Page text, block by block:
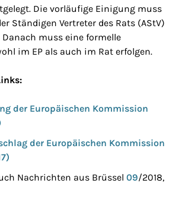
Die vorläufige Einigung muss
Ständigen Vertreter des Rats (AStV)
muss eine formelle
im EP als auch im Rat erfolgen.
der Europäischen Kommission
der Europäischen Kommission
Nachrichten aus Brüssel 09/2018,